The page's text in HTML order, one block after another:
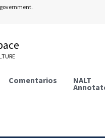
Comentarios NALT